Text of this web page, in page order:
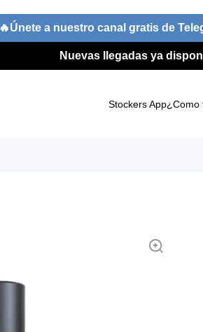
🔥Únete a nuestro canal gratis de
Nuevas llegadas ya
Stockers App¿Como